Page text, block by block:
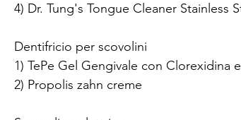
4) Dr. Tung's Tongue Cleaner Stainless
Dentifricio per scovolini
1) TePe Gel Gengivale con Clorexidina
2) Propolis zahn creme